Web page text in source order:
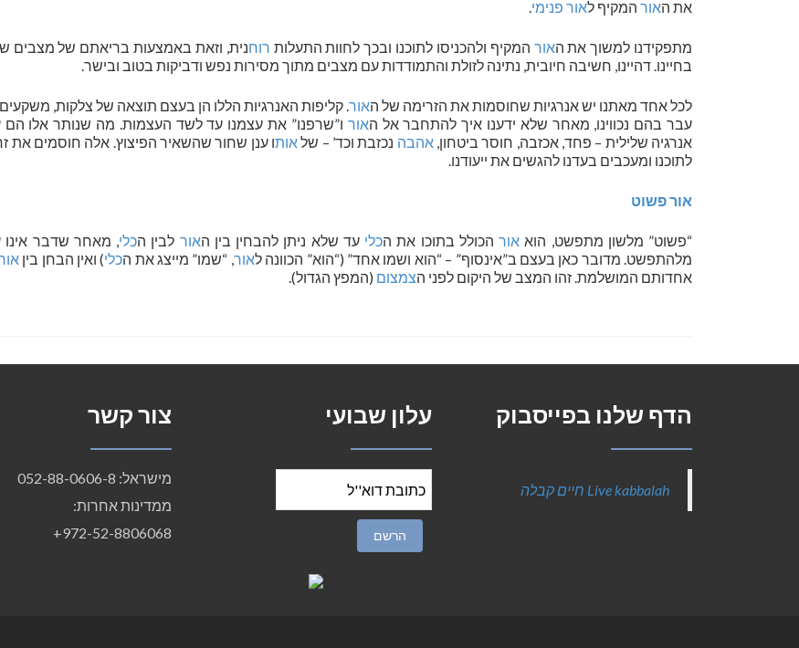
את האור המקיף לאור פנימי.
מתפקידנו למשוך את האור המקיף ולהכניסו לתוכנו ובכך לחוות התעלות רוחנית, וזאת באמצעות בריאתם של מצבים של
בחיינו. דהיינו, חשיבה חיובית, נתינה לזולת והתמודדות עם מצבים מתוך מסירות נפש ודביקות בטוב ובישר.
לכל אחד מאתנו יש אנרגיות שחוסמות את הזרימה של האור. קליפות האנרגיות הללו הן בעצם תוצאה של צלקות, משקעים
עבר בהם נכווינו, מאחר שלא ידענו איך להתחבר אל האור ו”שרפנו” את עצמנו עד לשד העצמות. מה שנותר אלו
אנרגיה שלילית – פחד, אכזבה, חוסר ביטחון,אהבה נכזבת וכד’ – שלאותו ענן שחור שהשאיר הפיצוץ. אלה חוסמים את
לתוכנו ומעכבים בעדנו להגשים את ייעודנו.
אור פשוט
“פשוט” מלשון מתפשט, הוא אורהכולל בתוכו את הכלי עד שלא ניתן להבחין בין האור לבין הכלי, מאחר שדבר אינו
מלהתפשט. מדובר כאן בעצם ב”אינסוף” – “הוא ושמו אחד” (“הוא” הכוונה לאור, “שמו” מייצג את הכלי) ואין הבחן בין
אחדותם המושלמת. זהו המצב של היקום לפני הצמצום (המפץ הגדול).
צור קשר
מישראל: 052-88-0606-8
ממדינות אחרות:
972-52-8806068+
עלון שבועי הדף שלנו בפייסבוק
‎Live kabbalah חיים קבלה‎